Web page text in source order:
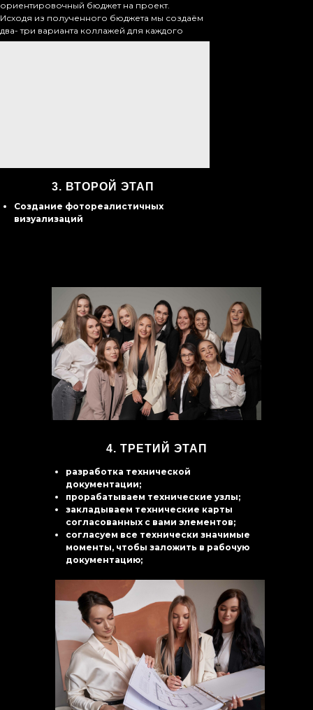
ориентировочный бюджет на проект.
Исходя из полученного бюджета мы создаём
два- три варианта коллажей для каждого
помещения.
3. ВТОРОЙ ЭТАП
Создание фотореалистичных
визуализаций
4. ТРЕТИЙ ЭТАП
разработка технической
документации;
прорабатываем технические узлы;
закладываем технические карты
согласованных с вами элементов;
согласуем все технически значимые
моменты, чтобы заложить в рабочую
документацию;